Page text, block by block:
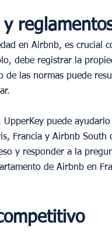
en Airbnb, es crucial
debe registrar la
las normas puede
puede
Francia y Airbnb
y responder a la
de Airbnb en